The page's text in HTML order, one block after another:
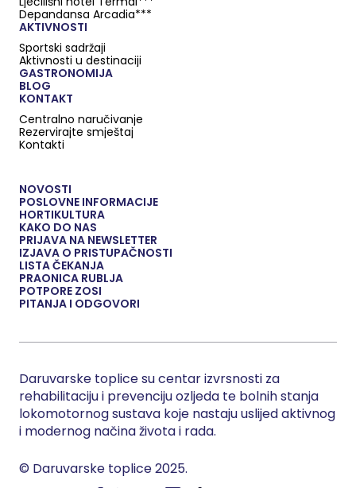
Depandansa Arcadia***
AKTIVNOSTI
Sportski sadržaji
Aktivnosti u destinaciji
GASTRONOMIJA
BLOG
KONTAKT
Centralno naručivanje
Rezervirajte smještaj
Kontakti
NOVOSTI
POSLOVNE INFORMACIJE
HORTIKULTURA
KAKO DO NAS
PRIJAVA NA NEWSLETTER
IZJAVA O PRISTUPAČNOSTI
LISTA ČEKANJA
PRAONICA RUBLJA
POTPORE ZOSI
PITANJA I ODGOVORI
Daruvarske toplice su centar izvrsnosti za
rehabilitaciju i prevenciju ozljeda te bolnih stanja
lokomotornog sustava koje nastaju uslijed aktivnog
i modernog načina života i rada.
© Daruvarske toplice 2025.